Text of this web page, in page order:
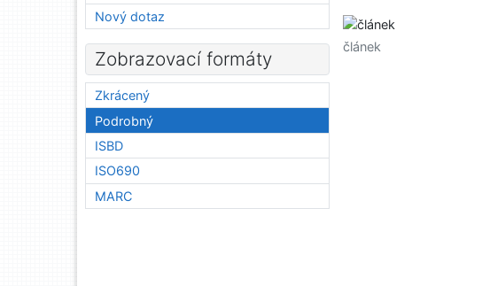
článek
Nový dotaz
Zobrazovací formáty
Zkrácený
Podrobný
ISBD
ISO690
MARC